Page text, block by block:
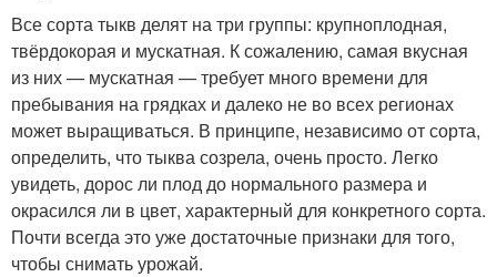
Все сорта тыкв делят на три группы: крупноплодная,
твёрдокорая и мускатная. К сожалению, самая вкусная
из них — мускатная — требует много времени для
пребывания на грядках и далеко не во всех регионах
может выращиваться. В принципе, независимо от сорта,
определить, что тыква созрела, очень просто. Легко
увидеть, дорос ли плод до нормального размера и
окрасился ли в цвет, характерный для конкретного сорта.
Почти всегда это уже достаточные признаки для того,
чтобы снимать урожай.